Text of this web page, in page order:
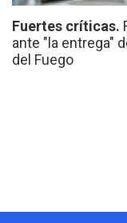
Fuertes críticas.
ante "la entrega"
del Fuego